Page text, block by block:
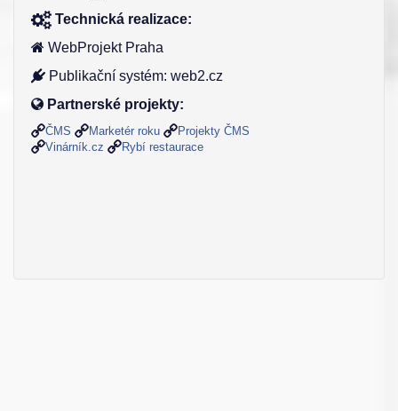
Technická realizace:
WebProjekt Praha
Publikační systém: web2.cz
Partnerské projekty:
ČMS Marketér roku
Projekty ČMS
Vinárník.cz
Rybí restaurace